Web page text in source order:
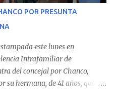
Municipalidad de Chanco,
vigente. El informe
apostado se registró en
POR PRESUNTA
este lunes en
Intrafamiliar de
del concejal por Chanco,
su hermana, de 41 años, quien